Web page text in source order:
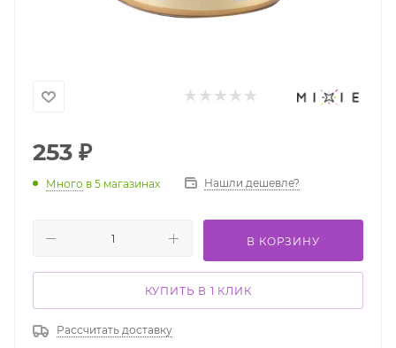
253 ₽
Много в 5 магазинах Нашли дешевле?
В КОРЗИНУ
КУПИТЬ В 1 КЛИК
Рассчитать доставку